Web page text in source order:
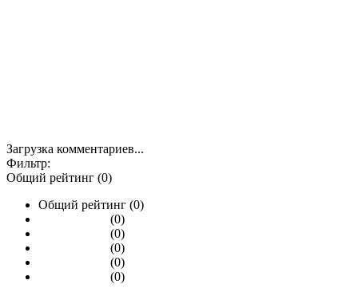
Загрузка комментариев...
Фильтр:
Общий рейтинг (0)
Общий рейтинг (0)
(0)
(0)
(0)
(0)
(0)